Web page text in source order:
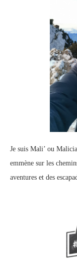
Je suis Mali’ ou
emmène sur les
aventures et des